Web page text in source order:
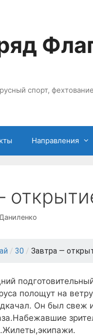
спорт,
Направления
/ 30 / Завтра —
полощут на
Он был свеж